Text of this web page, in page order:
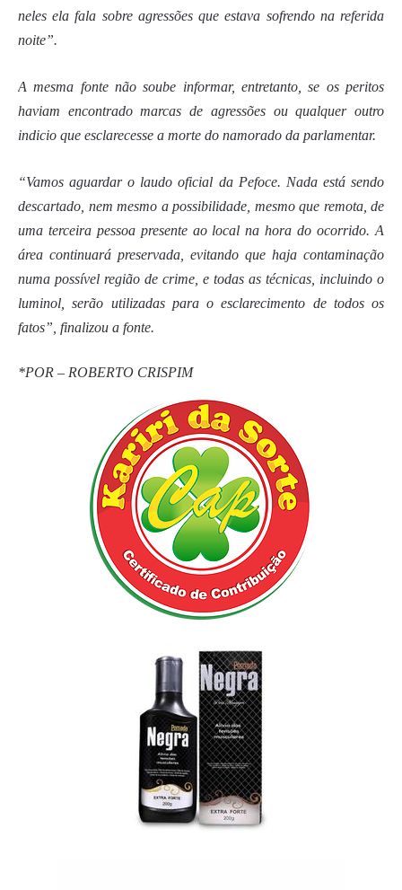
neles ela fala sobre agressões que estava sofrendo na referida
noite”.
A mesma fonte não soube informar, entretanto, se os peritos
haviam encontrado marcas de agressões ou qualquer outro
indicio que esclarecesse a morte do namorado da parlamentar.
“Vamos aguardar o laudo oficial da Pefoce. Nada está sendo
descartado, nem mesmo a possibilidade, mesmo que remota, de
uma terceira pessoa presente ao local na hora do ocorrido. A
área continuará preservada, evitando que haja contaminação
numa possível região de crime, e todas as técnicas, incluindo o
luminol, serão utilizadas para o esclarecimento de todos os
fatos”, finalizou a fonte.
*POR – ROBERTO CRISPIM